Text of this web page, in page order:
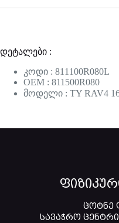
დეტალები :
კოდი : 811100R080L
OEM : 811500R080
მოდელი : TY RAV4
ცოტნე
სავაჭრო